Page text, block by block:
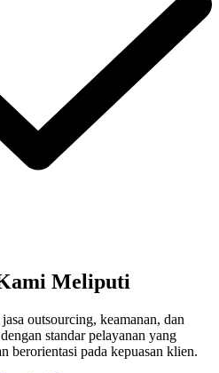
Meliputi
outsourcing, keamanan, dan
standar pelayanan yang
berorientasi pada kepuasan klien.